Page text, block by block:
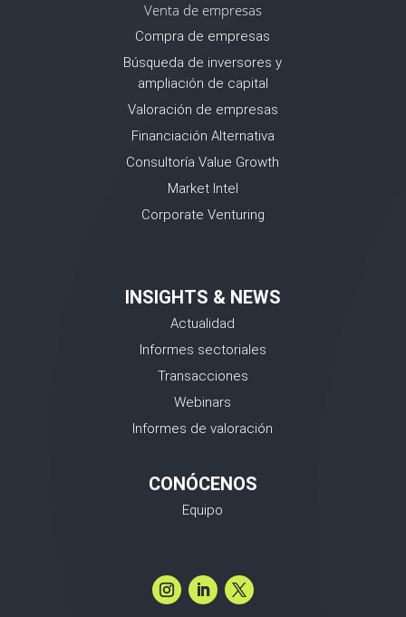
Venta de empresas
Compra de empresas
Búsqueda de inversores y
ampliación de capital
Valoración de empresas
Financiación Alternativa
Consultoría Value Growth
Market Intel
Corporate Venturing
INSIGHTS & NEWS
Actualidad
Informes sectoriales
Transacciones
Webinars
Informes de valoración
CONÓCENOS
Equipo